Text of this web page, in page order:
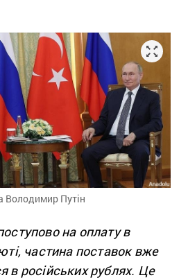
Володимир Путін
на оплату в
частина поставок вже
в російських рублях. Це